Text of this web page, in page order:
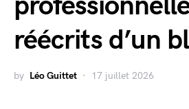
réécrits d’un
by Léo Guittet 17 juillet 2026